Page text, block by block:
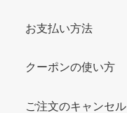
お支払い方法
クーポンの使い方
ご注文のキャンセル